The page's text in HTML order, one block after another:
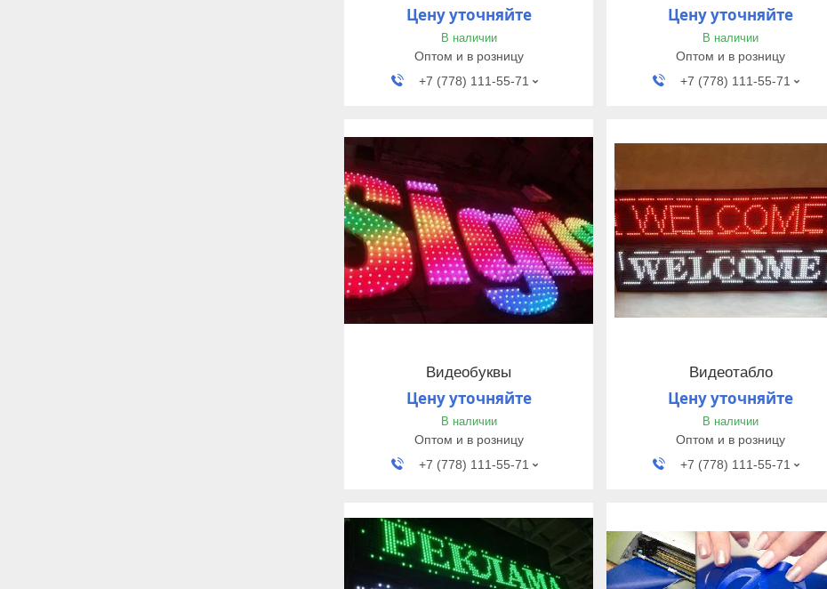
Цену уточняйте
В наличии
Оптом и в розницу
+7 (778) 111-55-71
Цену уточняйте
В наличии
Оптом и в розницу
+7 (778) 111-55-71
Видеобуквы
Цену уточняйте
В наличии
Оптом и в розницу
+7 (778) 111-55-71
Видеотабло
Цену уточняйте
В наличии
Оптом и в розницу
+7 (778) 111-55-71